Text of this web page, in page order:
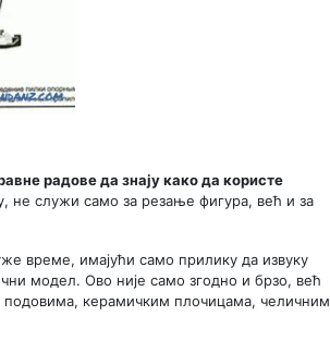
радове да знају како да користе
не служи само за резање фигура, већ и за
време, имајући само прилику да извуку
модел. Ово није само згодно и брзо, већ
подовима, керамичким плочицама, челичним